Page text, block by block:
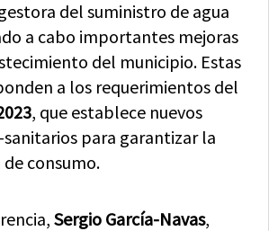
del suministro de agua
a cabo importantes mejoras
del municipio. Estas
a los requerimientos del
, que establece nuevos
para garantizar la
consumo.
Sergio García-Navas,